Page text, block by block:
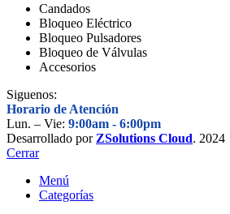
Candados
Bloqueo Eléctrico
Bloqueo Pulsadores
Bloqueo de Válvulas
Accesorios
Siguenos:
Horario de Atención
Lun. – Vie: 9:00am - 6:00pm
Desarrollado por ZSolutions Cloud. 2024
Cerrar
Menú
Categorías